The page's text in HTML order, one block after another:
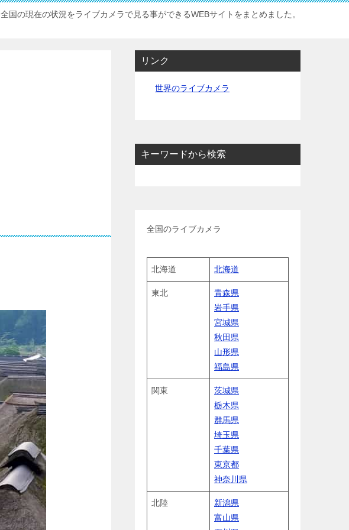
全国の現在の状況をライブカメラで見る事ができるWEBサイトをまとめました。
リンク
世界のライブカメラ
キーワードから検索
全国のライブカメラ
北海道 北海道
東北
青森県
岩手県
宮城県
秋田県
山形県
福島県
関東
茨城県
栃木県
群馬県
埼玉県
千葉県
東京都
神奈川県
北陸
新潟県
富山県